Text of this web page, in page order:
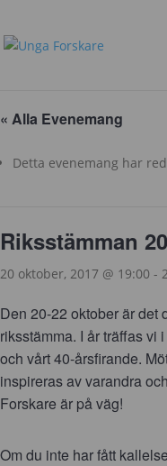
« Alla Evenemang
Detta evenemang har
Riksstämman
20 oktober, 2017 @ 19:00 -
Den 20-22 oktober är det
riksstämma. I år träffas vi
och vårt 40-årsfirande.
inspireras av varandra
Forskare är på väg!
Om du inte har fått